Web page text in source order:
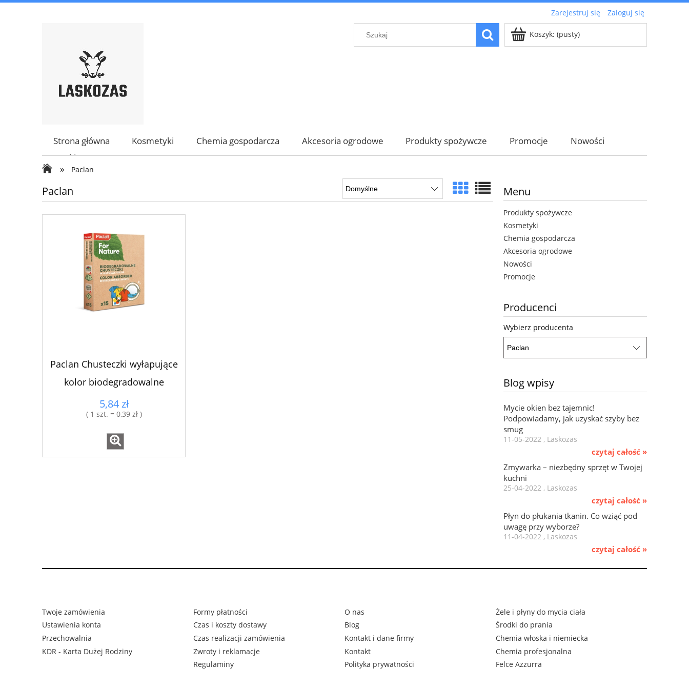
Zarejestruj się Zaloguj się
Koszyk: (pusty)
Strona główna Kosmetyki Chemia gospodarcza Akcesoria ogrodowe Produkty spożywcze Promocje
Nowości
Marki
»
Paclan
Paclan
Paclan Chusteczki wyłapujące
kolor biodegradowalne
5,84 zł
( 1 szt. = 0,39 zł )
Menu
Produkty spożywcze
Kosmetyki
Chemia gospodarcza
Akcesoria ogrodowe
Nowości
Promocje
Producenci
Wybierz producenta
Blog wpisy
Mycie okien bez tajemnic!
Podpowiadamy, jak uzyskać szyby bez
smug
11-05-2022 , Laskozas
czytaj całość »
Zmywarka – niezbędny sprzęt w Twojej
kuchni
25-04-2022 , Laskozas
czytaj całość »
Płyn do płukania tkanin. Co wziąć pod
uwagę przy wyborze?
11-04-2022 , Laskozas
czytaj całość »
Twoje zamówienia
Ustawienia konta
Przechowalnia
KDR - Karta Dużej Rodziny
Formy płatności
Czas i koszty dostawy
Czas realizacji zamówienia
Zwroty i reklamacje
Regulaminy
O nas
Blog
Kontakt i dane firmy
Kontakt
Polityka prywatności
Żele i płyny do mycia ciała
Środki do prania
Chemia włoska i niemiecka
Chemia profesjonalna
Felce Azzurra